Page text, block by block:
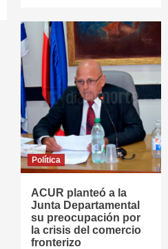
Política
ACUR planteó a la
Junta Departamental
su preocupación por
la crisis del comercio
fronterizo